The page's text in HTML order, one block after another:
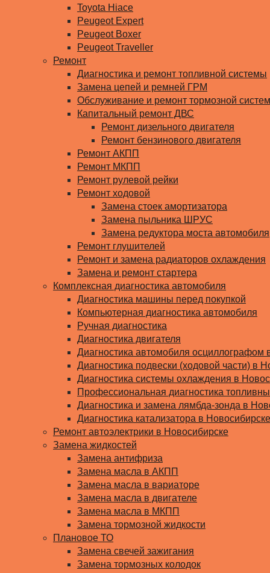
Toyota Hiace
Peugeot Expert
Peugeot Boxer
Peugeot Traveller
Ремонт
Диагностика и ремонт топливной системы
Замена цепей и ремней ГРМ
Обслуживание и ремонт тормозной
Капитальный ремонт ДВС
Ремонт дизельного двигателя
Ремонт бензинового двигателя
Ремонт АКПП
Ремонт МКПП
Ремонт рулевой рейки
Ремонт ходовой
Замена стоек амортизатора
Замена пыльника ШРУС
Замена редуктора моста автомобиля
Ремонт глушителей
Ремонт и замена радиаторов охлаждения
Замена и ремонт стартера
Комплексная диагностика автомобиля
Диагностика машины перед покупкой
Компьютерная диагностика автомобиля
Ручная диагностика
Диагностика двигателя
Диагностика автомобиля осциллографом
Диагностика подвески (ходовой части) в
Диагностика системы охлаждения в
Профессиональная диагностика
Диагностика и замена лямбда-зонда в
Диагностика катализатора в Новосибирске
Ремонт автоэлектрики в Новосибирске
Замена жидкостей
Замена антифриза
Замена масла в АКПП
Замена масла в вариаторе
Замена масла в двигателе
Замена масла в МКПП
Замена тормозной жидкости
Плановое ТО
Замена свечей зажигания
Замена тормозных колодок